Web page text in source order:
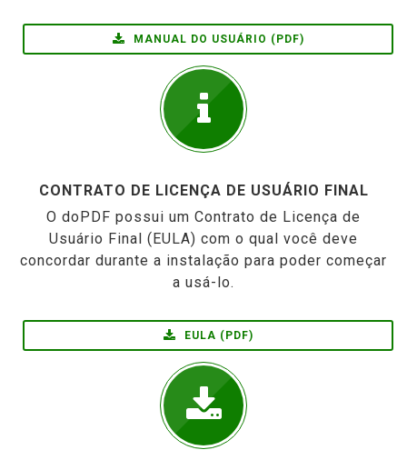
MANUAL DO USUÁRIO (PDF)
CONTRATO DE LICENÇA DE USUÁRIO FINAL
O doPDF possui um Contrato de Licença de
Usuário Final (EULA) com o qual você deve
concordar durante a instalação para poder começar
a usá-lo.
EULA (PDF)